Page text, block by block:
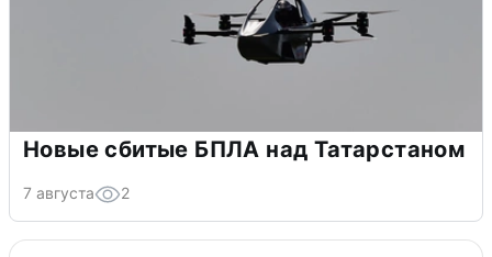
Новые сбитые БПЛА над Татарстаном
7 августа 2